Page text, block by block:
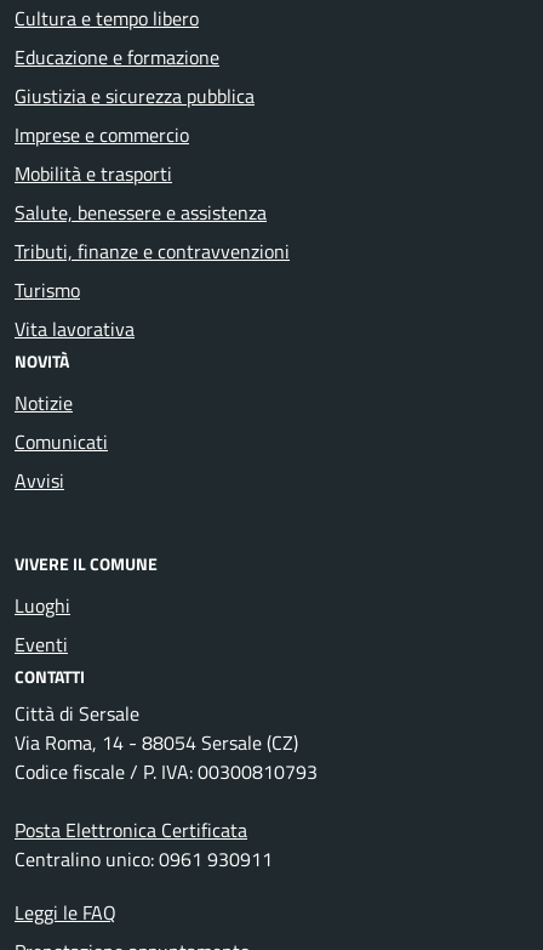
Cultura e tempo libero
Educazione e formazione
Giustizia e sicurezza pubblica
Imprese e commercio
Mobilità e trasporti
Salute, benessere e assistenza
Tributi, finanze e contravvenzioni
Turismo
Vita lavorativa
NOVITÀ
Notizie
Comunicati
Avvisi
VIVERE IL COMUNE
Luoghi
Eventi
CONTATTI
Città di Sersale
Via Roma, 14 - 88054 Sersale (CZ)
Codice fiscale / P. IVA: 00300810793
Posta Elettronica Certificata
Centralino unico: 0961 930911
Leggi le FAQ